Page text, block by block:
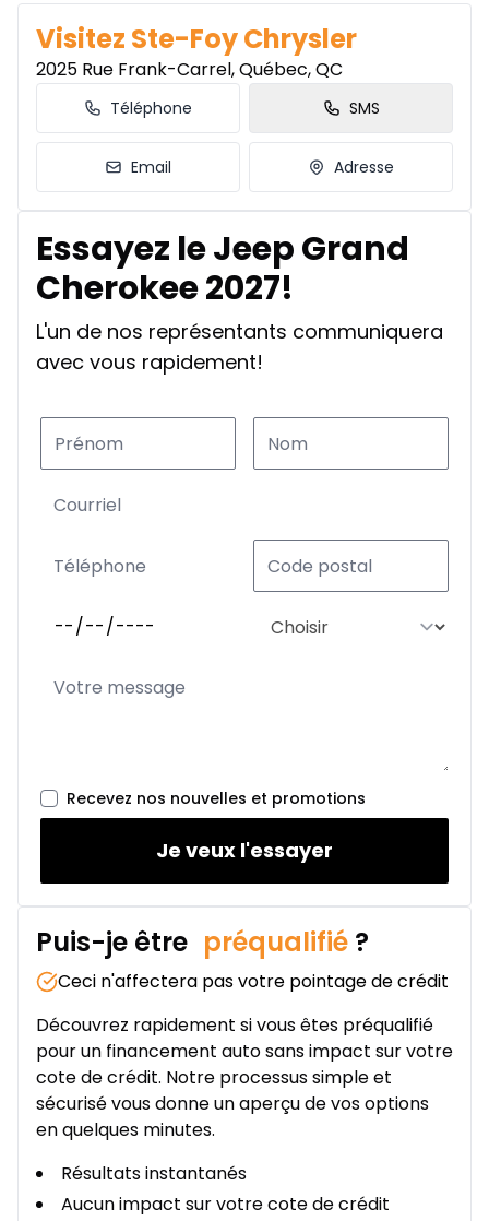
Visitez Ste-Foy Chrysler
2025 Rue Frank-Carrel, Québec, QC
Téléphone SMS
Email Adresse
Essayez le Jeep Grand
Cherokee 2027!
L'un de nos représentants communiquera
avec vous rapidement!
Recevez nos nouvelles et promotions
Je veux l'essayer
Puis-je être préqualifié ?
Ceci n'affectera pas votre pointage de crédit
Découvrez rapidement si vous êtes préqualifié
pour un financement auto sans impact sur votre
cote de crédit. Notre processus simple et
sécurisé vous donne un aperçu de vos options
en quelques minutes.
Résultats instantanés
Aucun impact sur votre cote de crédit